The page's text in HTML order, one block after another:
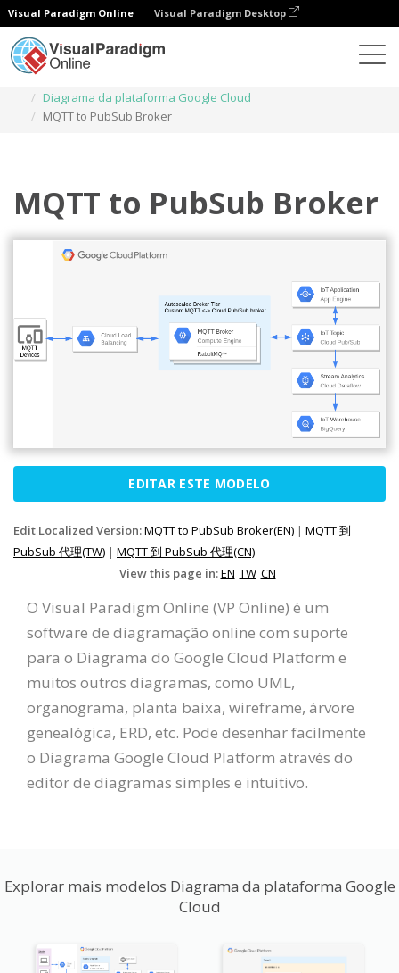
Visual Paradigm Online Visual Paradigm Desktop
Diagrama da plataforma Google Cloud
MQTT to PubSub Broker
MQTT to PubSub Broker
EDITAR ESTE MODELO
Edit Localized Version:MQTT to PubSub Broker(EN) | MQTT 到
PubSub 代理(TW) | MQTT 到 PubSub 代理(CN)
View this page in:EN TW CN
O Visual Paradigm Online (VP Online) é um
software de diagramação online com suporte
para o Diagrama do Google Cloud Platform e
muitos outros diagramas, como UML,
organograma, planta baixa, wireframe, árvore
genealógica, ERD, etc. Pode desenhar facilmente
o Diagrama Google Cloud Platform através do
editor de diagramas simples e intuitivo.
Explorar mais modelos Diagrama da plataforma Google
Cloud